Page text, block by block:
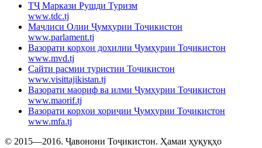
ТҶ Маркази Рушди Туризм
www.tdc.tj
Маҷлиси Олии Ҷумҳурии Тоҷикистон
www.parlament.tj
Вазорати корҳои дохилии Ҷумҳурии Тоҷикистон
www.mvd.tj
Сайти расмии туристии Тоҷикистон
www.visittajikistan.tj
Вазорати маориф ва илми Ҷумҳурии Тоҷикистон
www.maorif.tj
Вазорати корҳои хориҷии Ҷумҳурии Тоҷикистон
www.mfa.tj
© 2015—2016. Ҷавонони Тоҷикистон. Ҳамаи ҳуқуқҳо